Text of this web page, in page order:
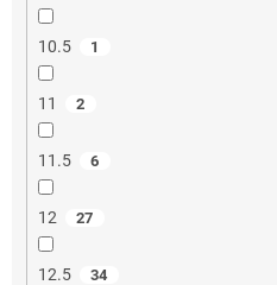
10.5 1
11 2
11.5 6
12 27
12.5 34